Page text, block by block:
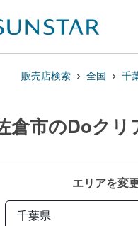
販売店検索 全国 千
倉市のDoク
エリアを変
千葉県